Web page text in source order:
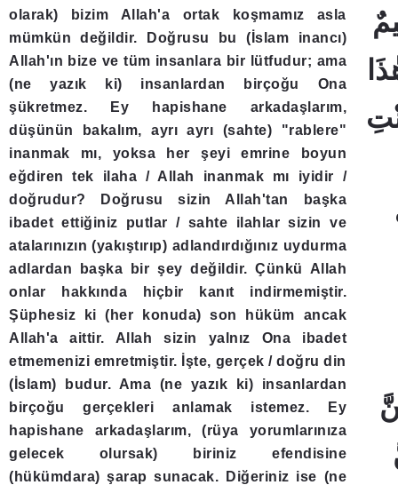
olarak) bizim Allah'a ortak koşmamız asla
mümkün değildir. Doğrusu bu (İslam inancı)
Allah'ın bize ve tüm insanlara bir lütfudur; ama
(ne yazık ki) insanlardan birçoğu Ona
şükretmez. Ey hapishane arkadaşlarım,
düşünün bakalım, ayrı ayrı (sahte) "rablere"
inanmak mı, yoksa her şeyi emrine boyun
eğdiren tek ilaha / Allah inanmak mı iyidir /
doğrudur? Doğrusu sizin Allah'tan başka
ibadet ettiğiniz putlar / sahte ilahlar sizin ve
atalarınızın (yakıştırıp) adlandırdığınız uydurma
adlardan başka bir şey değildir. Çünkü Allah
onlar hakkında hiçbir kanıt indirmemiştir.
Şüphesiz ki (her konuda) son hüküm ancak
Allah'a aittir. Allah sizin yalnız Ona ibadet
etmemenizi emretmiştir. İşte, gerçek / doğru din
(İslam) budur. Ama (ne yazık ki) insanlardan
birçoğu gerçekleri anlamak istemez. Ey
hapishane arkadaşlarım, (rüya yorumlarınıza
gelecek olursak) biriniz efendisine
(hükümdara) şarap sunacak. Diğeriniz ise (ne